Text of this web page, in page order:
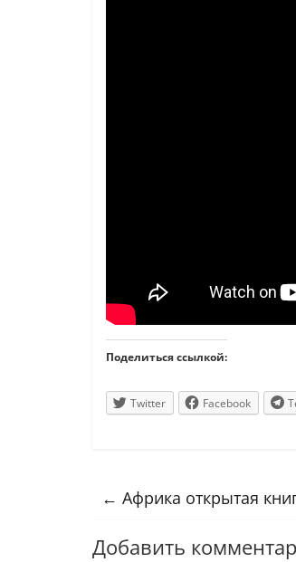
Поделиться ссылкой:
Twitter Facebook
← Африка открытая
Добавить